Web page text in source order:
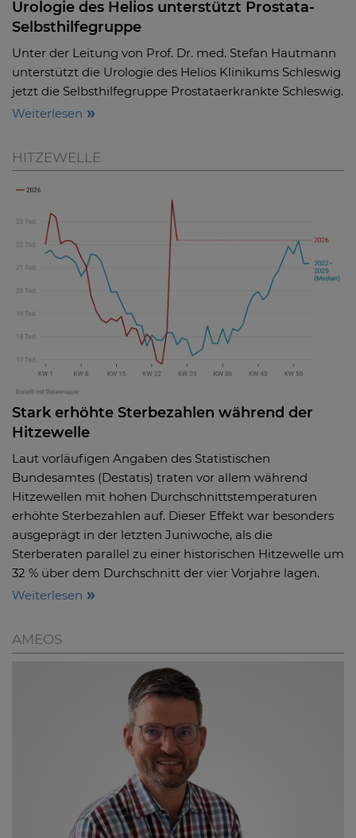
Urologie des Helios unterstützt Prostata-
Selbsthilfegruppe
Unter der Leitung von Prof. Dr. med. Stefan Hautmann
unterstützt die Urologie des Helios Klinikums Schleswig
jetzt die Selbsthilfegruppe Prostataerkrankte Schleswig.
Weiterlesen
HITZEWELLE
Stark erhöhte Sterbezahlen während der
Hitzewelle
Laut vorläufigen Angaben des Statistischen
Bundesamtes (Destatis) traten vor allem während
Hitzewellen mit hohen Durchschnittstemperaturen
erhöhte Sterbezahlen auf. Dieser Effekt war besonders
ausgeprägt in der letzten Juniwoche, als die
Sterberaten parallel zu einer historischen Hitzewelle um
32 % über dem Durchschnitt der vier Vorjahre lagen.
Weiterlesen
AMEOS